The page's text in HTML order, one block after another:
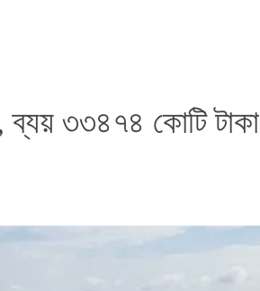
ব্যয় ৩৩৪৭৪ কোটি টাকা